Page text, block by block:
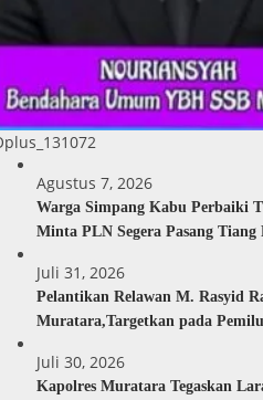
Agustus 7, 2026
Warga Simpang Kabu Perbaiki
Minta PLN Segera Pasang Tiang
Juli 31, 2026
Pelantikan Relawan M. Rasyid
Muratara,Targetkan pada
Juli 30, 2026
Kapolres Muratara Tegaskan